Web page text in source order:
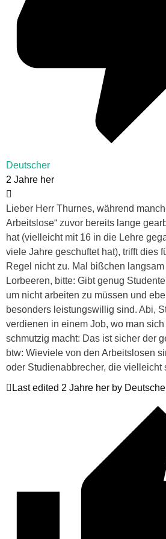
Deutscher
2 Jahre her
Lieber Herr Thurnes, während
Arbeitslose“ zuvor bereits lange
hat (vielleicht mit 16 in die Lehre
viele Jahre geschuftet hat), trifft dies
Regel nicht zu. Mal bißchen
Lorbeeren, bitte: Gibt genug
um nicht arbeiten zu müssen und
besonders leistungswillig sind. Abi,
verdienen in einem Job, wo man
schmutzig macht: Das ist sicher der
btw: Wieviele von den Arbeitslosen
oder Studienabbrecher, die vielleicht
Last edited 2 Jahre her by